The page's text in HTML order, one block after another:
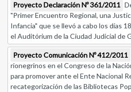
Proyecto Declaración Nº 361/2011
"Primer Encuentro Regional, una
Infancia" que se llevó a cabo los días
el Auditórium de la Ciudad Judicial de
Proyecto Comunicación Nº 412/2011
rionegrinos en el Congreso de la
para promover ante el Ente Nacional
recategorización de las Bibliotecas